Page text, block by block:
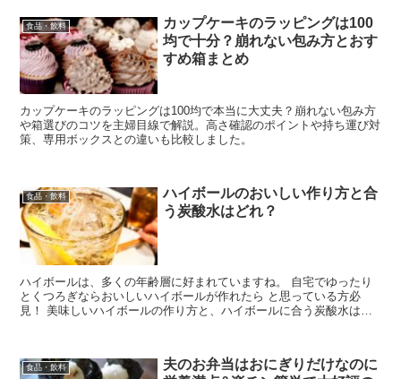
食品・飲料
カップケーキのラッピングは100
均で十分？崩れない包み方とおす
すめ箱まとめ
カップケーキのラッピングは100均で本当に大丈夫？崩れない包み方
や箱選びのコツを主婦目線で解説。高さ確認のポイントや持ち運び対
策、専用ボックスとの違いも比較しました。
食品・飲料
ハイボールのおいしい作り方と合
う炭酸水はどれ？
ハイボールは、多くの年齢層に好まれていますね。 自宅でゆったり
とくつろぎならおいしいハイボールが作れたら と思っている方必
見！ 美味しいハイボールの作り方と、ハイボールに合う炭酸水はこ
食品・飲料
夫のお弁当はおにぎりだけなのに